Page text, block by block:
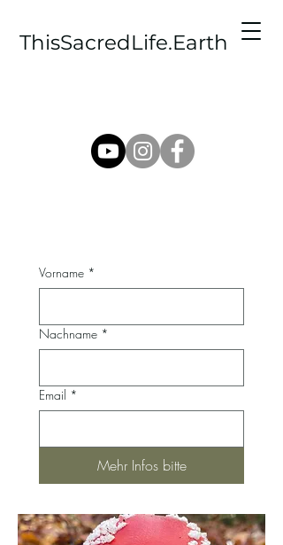
ThisSacredLife.Earth
Vorname *
Nachname *
Email *
Mehr Infos bitte